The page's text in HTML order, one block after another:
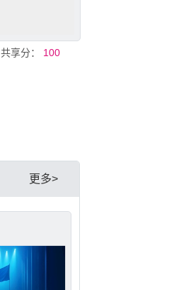
共享分： 100
更多>